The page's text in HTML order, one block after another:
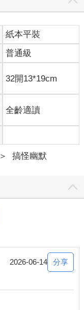
紙本平裝
普通級
32開13*19cm
全齡適讀
＞ 搞怪幽默
2026-06-14 分享